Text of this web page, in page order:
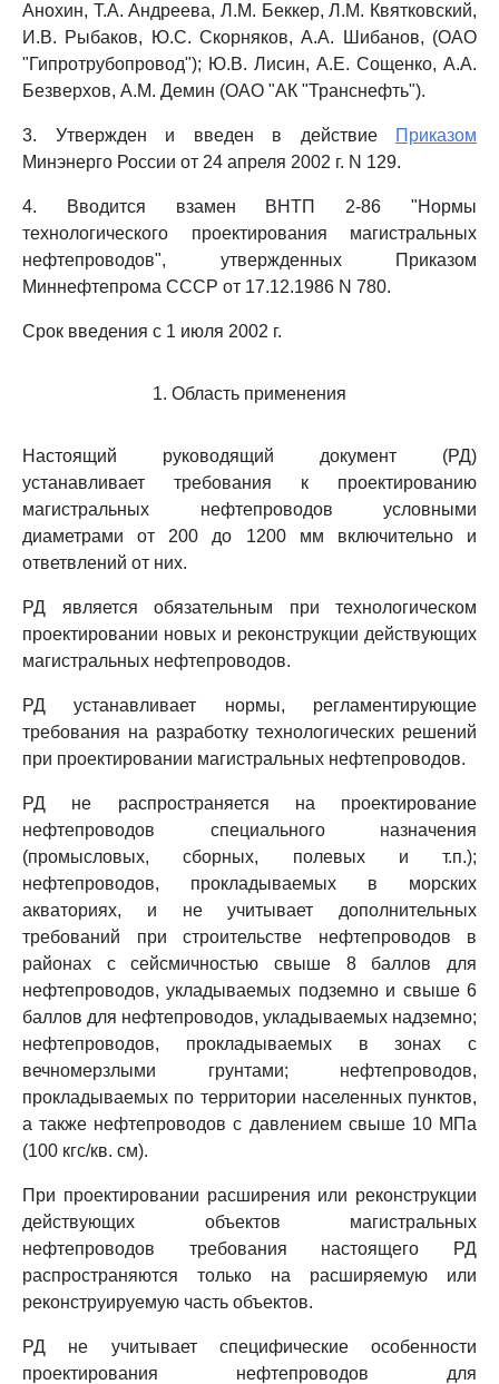
Анохин, Т.А. Андреева, Л.М. Беккер, Л.М. Квятковский,
И.В. Рыбаков, Ю.С. Скорняков, А.А. Шибанов, (ОАО
"Гипротрубопровод"); Ю.В. Лисин, А.Е. Сощенко, А.А.
Безверхов, А.М. Демин (ОАО "АК "Транснефть").
3. Утвержден и введен в действие
Приказом
Минэнерго России от 24 апреля 2002 г. N 129.
4. Вводится взамен ВНТП 2-86 "Нормы
технологического проектирования магистральных
нефтепроводов", утвержденных Приказом
Миннефтепрома СССР от 17.12.1986 N 780.
Срок введения с 1 июля 2002 г.
1. Область применения
Настоящий руководящий документ (РД)
устанавливает требования к проектированию
магистральных нефтепроводов условными
диаметрами от 200 до 1200 мм включительно и
ответвлений от них.
РД является обязательным при технологическом
проектировании новых и реконструкции действующих
магистральных нефтепроводов.
РД устанавливает нормы, регламентирующие
требования на разработку технологических решений
при проектировании магистральных нефтепроводов.
РД не распространяется на проектирование
нефтепроводов специального назначения
(промысловых, сборных, полевых и т.п.);
нефтепроводов, прокладываемых в морских
акваториях, и не учитывает дополнительных
требований при строительстве нефтепроводов в
районах с сейсмичностью свыше 8 баллов для
нефтепроводов, укладываемых подземно и свыше 6
баллов для нефтепроводов, укладываемых надземно;
нефтепроводов, прокладываемых в зонах с
вечномерзлыми грунтами; нефтепроводов,
прокладываемых по территории населенных пунктов,
а также нефтепроводов с давлением свыше 10 МПа
(100 кгс/кв. см).
При проектировании расширения или реконструкции
действующих объектов магистральных
нефтепроводов требования настоящего РД
распространяются только на расширяемую или
реконструируемую часть объектов.
РД не учитывает специфические особенности
проектирования нефтепроводов для